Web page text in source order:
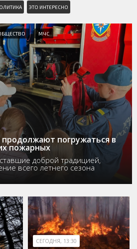
ЭТО ИНТЕРЕСНО
МЧС
погружаться в
пожарных
доброй традицией,
всего летнего сезона
СЕГОДНЯ, 13:30